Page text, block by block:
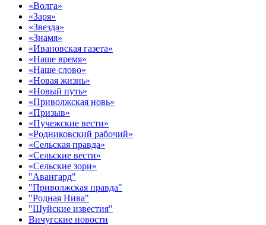
«Волга»
«Заря»
«Звезда»
«Знамя»
«Ивановская газета»
«Наше время»
«Наше слово»
«Новая жизнь»
«Новый путь»
«Приволжская новь»
«Призыв»
«Пучежские вести»
«Родниковский рабочий»
«Сельская правда»
«Сельские вести»
«Сельские зори»
"Авангард"
"Приволжская правда"
"Родная Нива"
"Шуйские известия"
Вичугские новости